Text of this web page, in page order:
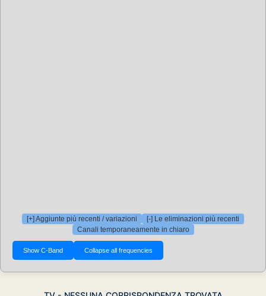
[+] Aggiunte più recenti / variazioni
[-] Le eliminazioni più recenti
Canali temporaneamente in chiaro